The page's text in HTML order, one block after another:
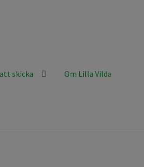
skicka Om Lilla Vilda